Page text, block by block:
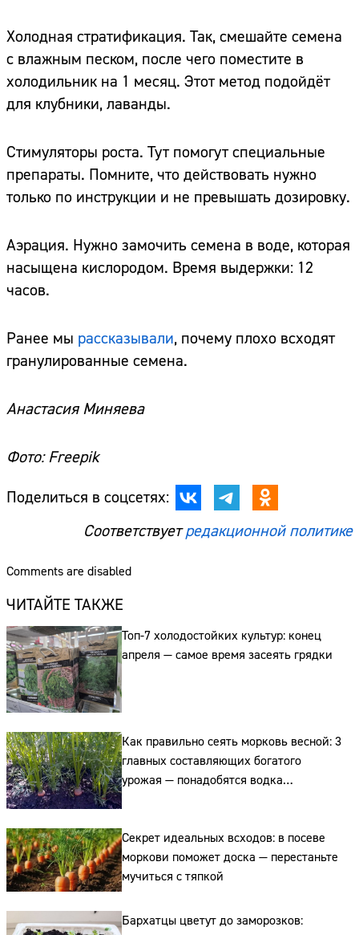
Холодная стратификация. Так, смешайте семена
с влажным песком, после чего поместите в
холодильник на 1 месяц. Этот метод подойдёт
для клубники, лаванды.
Стимуляторы роста. Тут помогут специальные
препараты. Помните, что действовать нужно
только по инструкции и не превышать дозировку.
Аэрация. Нужно замочить семена в воде, которая
насыщена кислородом. Время выдержки: 12
часов.
Ранее мы рассказывали, почему плохо всходят
гранулированные семена.
Анастасия Миняева
Фото: Freepik
Поделиться в соцсетях:
Соответствуетредакционной политике
Comments are disabled
ЧИТАЙТЕ ТАКЖЕ
Топ-7 холодостойких культур: конец
апреля — самое время засеять грядки
Как правильно сеять морковь весной: 3
главных составляющих богатого
урожая — понадобятся водка
и «покрывало»
Секрет идеальных всходов: в посеве
моркови поможет доска — перестаньте
мучиться с тяпкой
Бархатцы цветут до заморозков: